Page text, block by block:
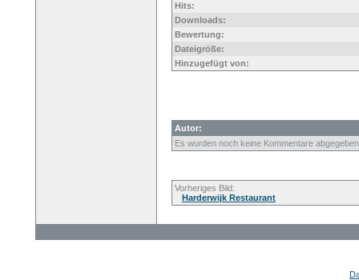
Hits:
Downloads:
Bewertung:
Dateigröße:
Hinzugefügt von:
Autor:
Es wurden noch keine Kommentare
Vorheriges Bild:
Harderwijk Restaurant